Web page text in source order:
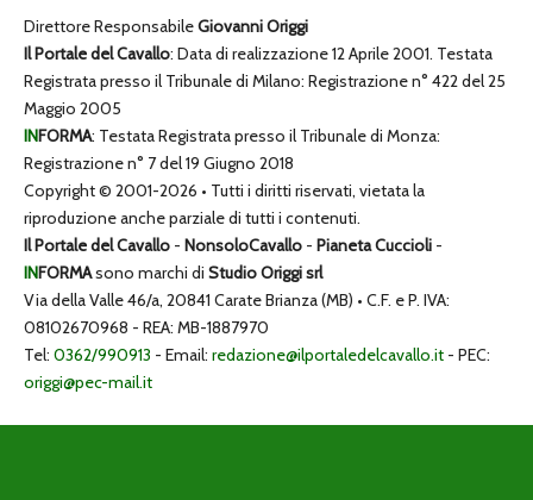
Direttore ResponsabileGiovanni Origgi
Il Portale del Cavallo: Data di realizzazione 12 Aprile 2001. Testata
Registrata presso il Tribunale di Milano: Registrazione n° 422 del 25
Maggio 2005
INFORMA: Testata Registrata presso il Tribunale di Monza:
Registrazione n° 7 del 19 Giugno 2018
Copyright © 2001-2026 • Tutti i diritti riservati, vietata la
riproduzione anche parziale di tutti i contenuti.
Il Portale del Cavallo - NonsoloCavallo - Pianeta Cuccioli -
INFORMAsono marchi di Studio Origgi srl
Via della Valle 46/a, 20841 Carate Brianza (MB) • C.F. e P. IVA:
08102670968 - REA: MB-1887970
Tel: 0362/990913 - Email: redazione@ilportaledelcavallo.it - PEC:
origgi@pec-mail.it